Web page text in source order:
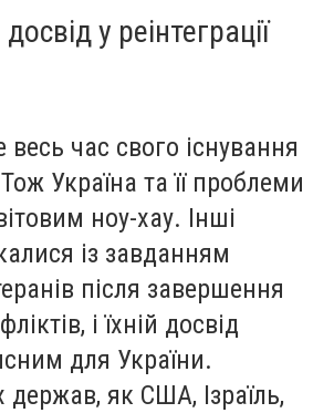
у реінтеграції
час свого існування
Україна та її проблеми
ноу-хау. Інші
із завданням
після завершення
і їхній досвід
для України.
держав, як США, Ізраїль,